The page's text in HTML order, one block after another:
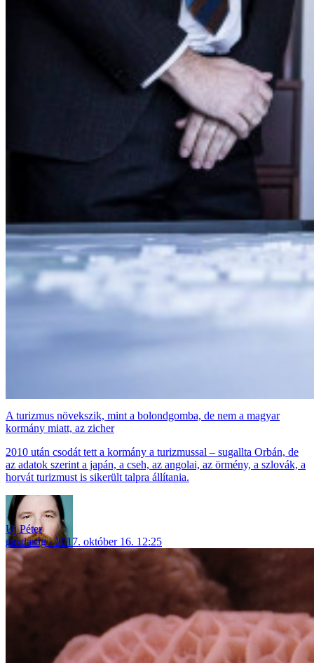
A turizmus növekszik, mint a bolondgomba, de nem a magyar
kormány miatt, az zicher
2010 után csodát tett a kormány a turizmussal – sugallta Orbán, de
az adatok szerint a japán, a cseh, az angolai, az örmény, a szlovák, a
horvát turizmust is sikerült talpra állítania.
Uj Péter
gazdaság
2017. október 16. 12:25